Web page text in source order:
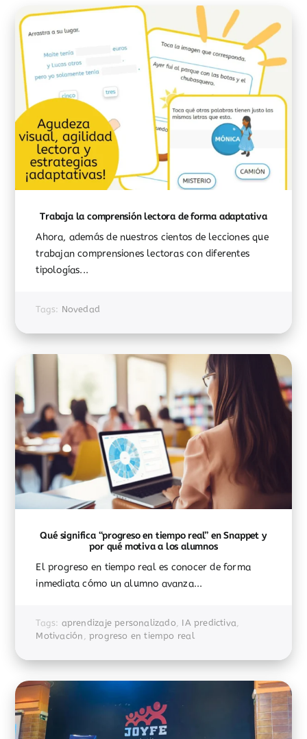
Trabaja la comprensión lectora de forma adaptativa
Ahora, además de nuestros cientos de lecciones que
trabajan comprensiones lectoras con diferentes
tipologías...
Tags: Novedad
Qué significa “progreso en tiempo real” en Snappet y
por qué motiva a los alumnos
El progreso en tiempo real es conocer de forma
inmediata cómo un alumno avanza...
Tags: aprendizaje personalizado, IA predictiva,
Motivación, progreso en tiempo real